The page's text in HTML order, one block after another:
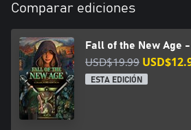
Comparar ediciones
Fall of the New Age
USD$19.99
ESTA EDICIÓN